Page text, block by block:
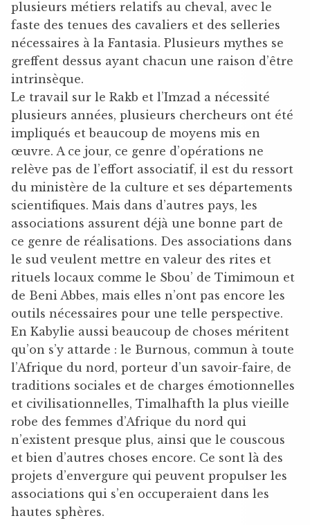
plusieurs métiers relatifs au cheval, avec le
faste des tenues des cavaliers et des selleries
nécessaires à la Fantasia. Plusieurs mythes se
greffent dessus ayant chacun une raison d’être
intrinsèque.
Le travail sur le Rakb et l’Imzad a nécessité
plusieurs années, plusieurs chercheurs ont été
impliqués et beaucoup de moyens mis en
œuvre. A ce jour, ce genre d’opérations ne
relève pas de l’effort associatif, il est du ressort
du ministère de la culture et ses départements
scientifiques. Mais dans d’autres pays, les
associations assurent déjà une bonne part de
ce genre de réalisations. Des associations dans
le sud veulent mettre en valeur des rites et
rituels locaux comme le Sbou’ de Timimoun et
de Beni Abbes, mais elles n’ont pas encore les
outils nécessaires pour une telle perspective.
En Kabylie aussi beaucoup de choses méritent
qu’on s’y attarde : le Burnous, commun à toute
l’Afrique du nord, porteur d’un savoir-faire, de
traditions sociales et de charges émotionnelles
et civilisationnelles, Timalhafth la plus vieille
robe des femmes d’Afrique du nord qui
n’existent presque plus, ainsi que le couscous
et bien d’autres choses encore. Ce sont là des
projets d’envergure qui peuvent propulser les
associations qui s’en occuperaient dans les
hautes sphères.